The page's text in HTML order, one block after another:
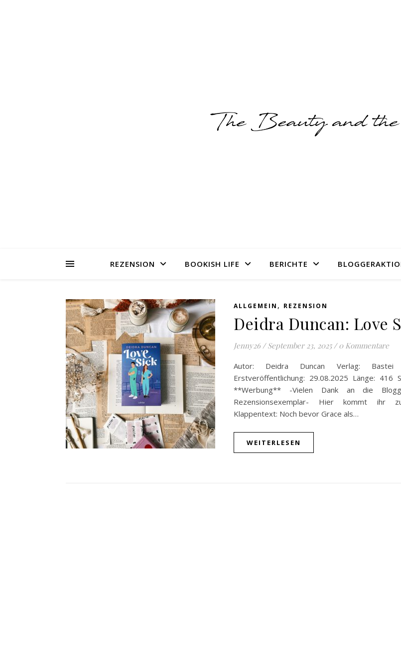
REZENSION BOOKISH LIFE BERICHTE
ALLGEMEIN , REZENSION
Deidra Duncan: Love
Jenny26 / September 23, 2025 / 0 Kommentare
Autor: Deidra Duncan Verlag: Bastei
Erstveröffentlichung: 29.08.2025 Länge: 416
**Werbung** -Vielen Dank an die
Rezensionsexemplar- Hier kommt ihr
Klappentext: Noch bevor Grace als…
WEITERLESEN